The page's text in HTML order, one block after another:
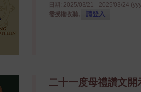
日期: 2025/03/21 - 2025/03/24
需授權收聽,
請登入
二十一度母禮讚文開